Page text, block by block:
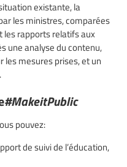
existante, la
les ministres, comparées
les rapports relatifs aux
une analyse du contenu,
les mesures prises, et un
#MakeitPublic
pouvez:
de suivi de l’éducation,